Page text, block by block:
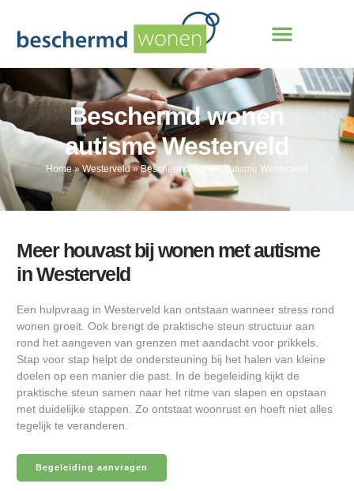
Beschermd wonen
autisme Westerveld
Home»Westerveld»Beschermd wonen autisme Westerveld
Meer houvast bij wonen met autisme
in Westerveld
Een hulpvraag in Westerveld kan ontstaan wanneer stress rond
wonen groeit. Ook brengt de praktische steun structuur aan
rond het aangeven van grenzen met aandacht voor prikkels.
Stap voor stap helpt de ondersteuning bij het halen van kleine
doelen op een manier die past. In de begeleiding kijkt de
praktische steun samen naar het ritme van slapen en opstaan
met duidelijke stappen. Zo ontstaat woonrust en hoeft niet alles
tegelijk te veranderen.
Begeleiding aanvragen